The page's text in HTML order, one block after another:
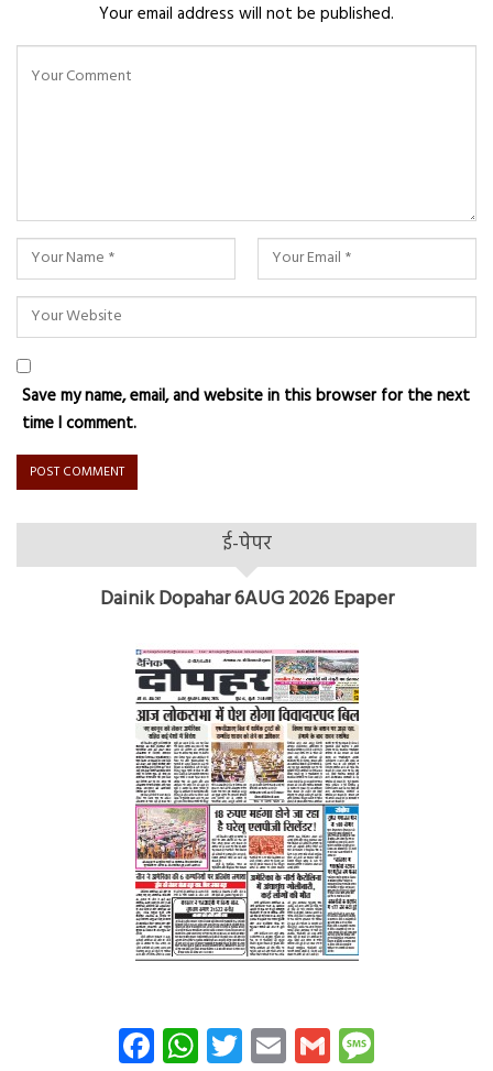
Your email address will not be published.
Save my name, email, and website in this browser for the next
time I comment.
ई-पेपर
Dainik Dopahar 6AUG 2026 Epaper
Facebook
WhatsApp
Twitter
EmailGmail